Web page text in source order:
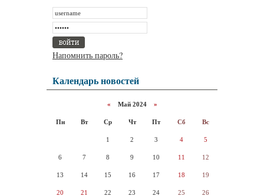
Напомнить пароль?
Календарь новостей
« Май 2024 »
Пн Вт Ср Чт Пт Сб Вс
1 2 3 4 5
6 7 8 9 10 11 12
13 14 15 16 17 18 19
20 21 22 23 24 25 26